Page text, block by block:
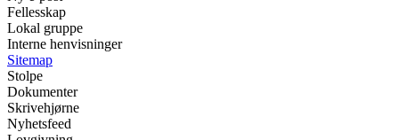
Fellesskap
Lokal gruppe
Interne henvisninger
Sitemap
Stolpe
Dokumenter
Skrivehjørne
Nyhetsfeed